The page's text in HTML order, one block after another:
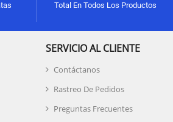
Total En Todos Los Productos
SERVICIO AL CLIENTE
Contáctanos
Rastreo De Pedidos
Preguntas Frecuentes